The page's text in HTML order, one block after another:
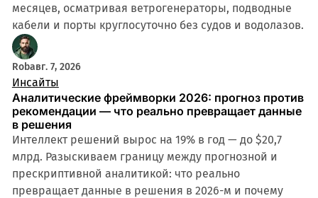
месяцев, осматривая ветрогенераторы, подводные
кабели и порты круглосуточно без судов и водолазов.
Robавг. 7, 2026
Инсайты
Аналитические фреймворки 2026: прогноз против
рекомендации — что реально превращает данные
в решения
Интеллект решений вырос на 19% в год — до $20,7
млрд. Разыскиваем границу между прогнозной и
прескриптивной аналитикой: что реально
превращает данные в решения в 2026-м и почему